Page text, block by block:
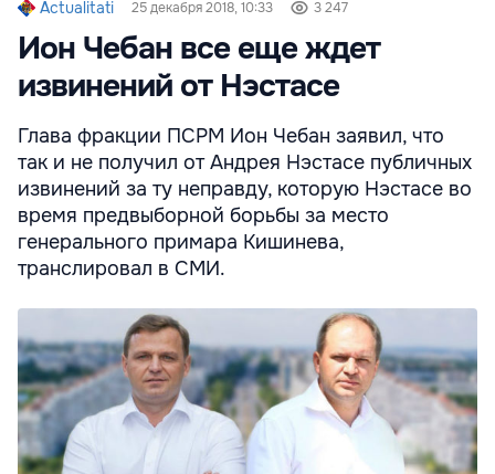
Actualitati 25 декабря 2018, 10:33 3 247
Ион Чебан все еще ждет
извинений от Нэстасе
Глава фракции ПСРМ Ион Чебан заявил, что
так и не получил от Андрея Нэстасе публичных
извинений за ту неправду, которую Нэстасе во
время предвыборной борьбы за место
генерального примара Кишинева,
транслировал в СМИ.